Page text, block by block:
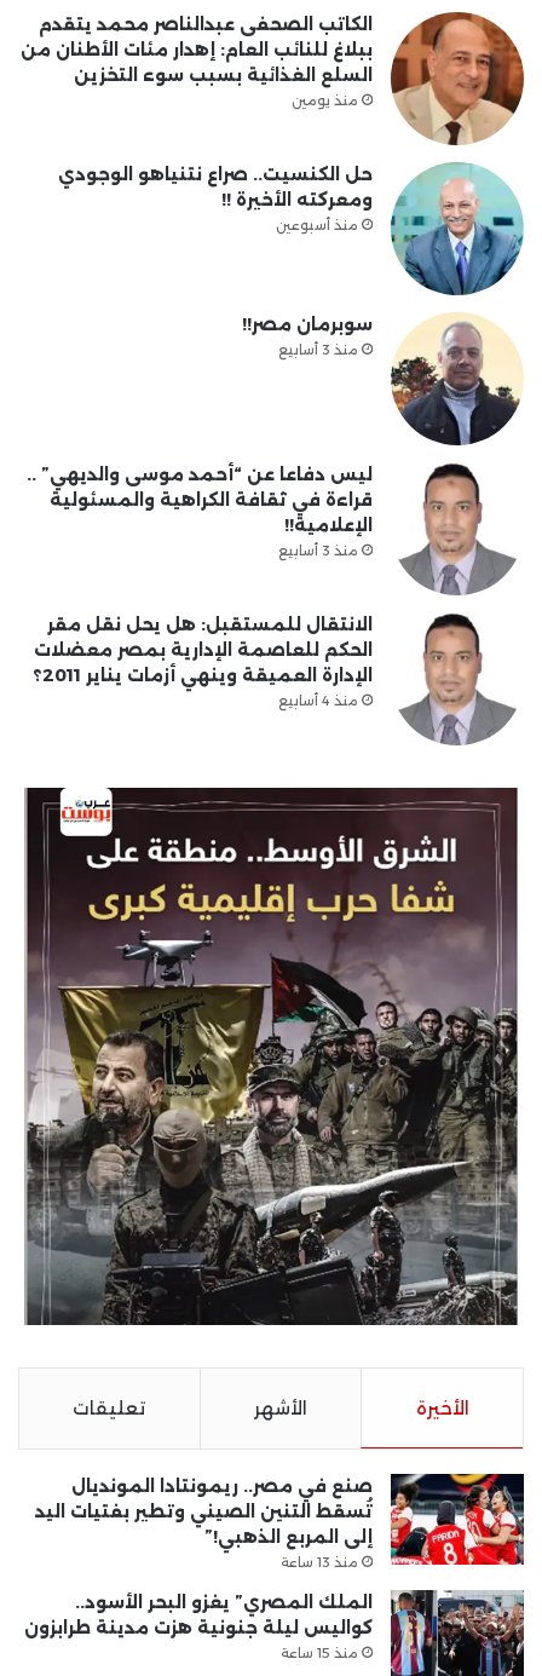
الكاتب الصحفى عبدالناصر محمد يتقدم
ببلاغ للنائب العام: إهدار مئات الأطنان من
السلع الغذائية بسبب سوء التخزين
منذ يومين
حل الكنسيت.. صراع نتنياهو الوجودي
ومعركته الأخيرة !!
منذ أسبوعين
سوبرمان مصر!!
منذ 3 أسابيع
ليس دفاعا عن “أحمد موسى والديهي” ..
قراءة في ثقافة الكراهية والمسئولية
الإعلامية!!
منذ 3 أسابيع
الانتقال للمستقبل: هل يحل نقل مقر
الحكم للعاصمة الإدارية بمصر معضلات
الإدارة العميقة وينهي أزمات يناير 2011؟
منذ 4 أسابيع
الأخيرة الأشهر تعليقات
صنع في مصر.. ريمونتادا المونديال
تُسقط التنين الصيني وتطير بفتيات اليد
إلى المربع الذهبي!”
منذ 13 ساعة
الملك المصري” يغزو البحر الأسود..
كواليس ليلة جنونية هزت مدينة طرابزون
منذ 15 ساعة